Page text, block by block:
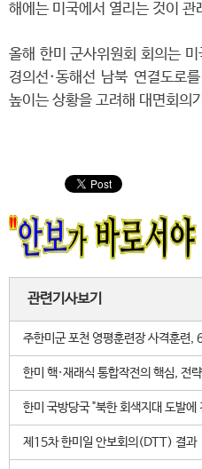
해에는 미국에서 열리는 것이 관
올해 한미 군사위원회 회의는
경의선·동해선 남북 연결도로
높이는 상황을 고려해 대면회의
관련기사보기
주한미군 포천 영평훈련장 사격훈련,
한미 핵·재래식 통합작전의 핵심, 전
한미 국방당국 "북한 회색지대 도발에
제15차 한미일 안보회의(DTT) 결과